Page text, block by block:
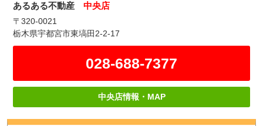
あるある不動産中央店
〒320-0021
栃木県宇都宮市東塙田2-2-17
028-688-7377
中央店情報・MAP